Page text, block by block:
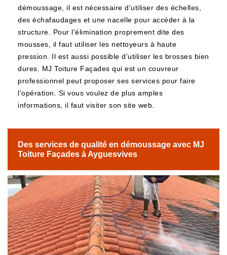
démoussage, il est nécessaire d'utiliser des échelles,
des échafaudages et une nacelle pour accéder à la
structure. Pour l'élimination proprement dite des
mousses, il faut utiliser les nettoyeurs à haute
pression. Il est aussi possible d'utiliser les brosses bien
dures. MJ Toiture Façades qui est un couvreur
professionnel peut proposer ses services pour faire
l'opération. Si vous voulez de plus amples
informations, il faut visiter son site web.
Des services de qualité en démoussage avec MJ
Toiture Façades à Ayguesvives